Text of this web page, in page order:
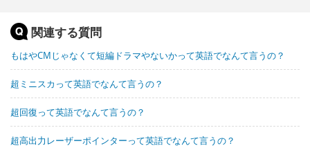
関連する質問
もはやCMじゃなくて短編ドラマやないかって英語でなんて言うの？
超ミニスカって英語でなんて言うの？
超回復って英語でなんて言うの？
超高出力レーザーポインターって英語でなんて言うの？